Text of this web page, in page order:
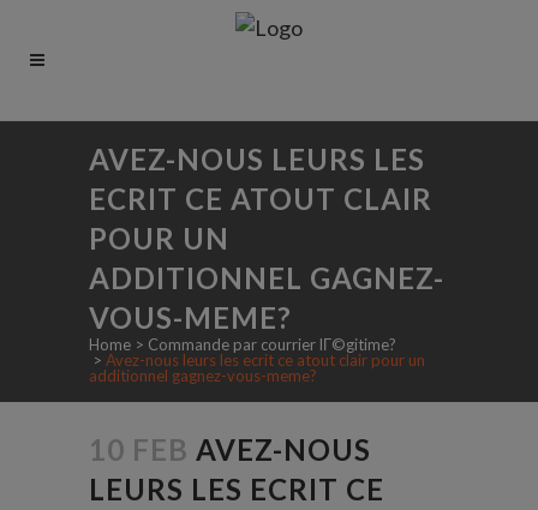
AVEZ-NOUS LEURS LES
ECRIT CE ATOUT CLAIR
POUR UN
ADDITIONNEL GAGNEZ-
VOUS-MEME?
Home > Commande par courrier lГ©gitime?
> Avez-nous leurs les ecrit ce atout clair pour un
additionnel gagnez-vous-meme?
10 FEB AVEZ-NOUS
LEURS LES ECRIT CE